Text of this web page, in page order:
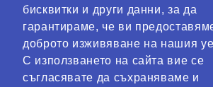
бисквитки и други данни, за да
гарантираме, че ви
доброто изживяване на нашия
С използването на сайта вие се
съгласявате да съхраняваме и
КУЛТУРА
ЛАЙФСТАЙЛ
ТЕХНОЛОГИИ